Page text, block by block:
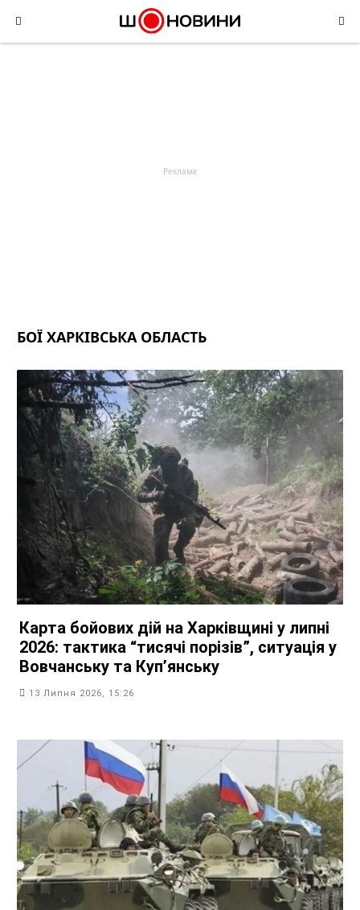
content
БОЇ ХАРКІВСЬКА ОБЛАСТЬ
Карта бойових дій на Харківщині у липні
2026: тактика “тисячі порізів”, ситуація у
Вовчанську та Куп’янську
13 Липня 2026, 15:26